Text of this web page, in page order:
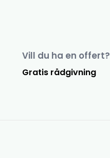
Vill du ha en offert?
Gratis rådgivning